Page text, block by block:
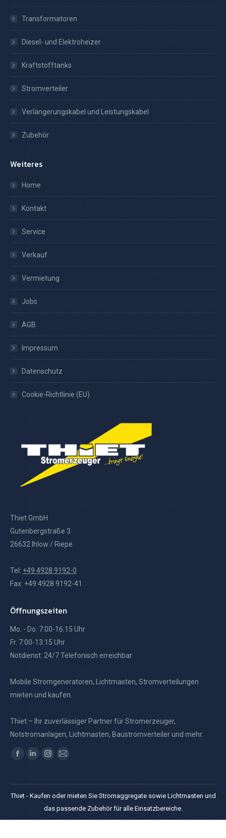
Transformatoren
Diesel- und Elektroheizer
Kraftstofftanks
Stromverteiler
Verlängerungskabel und Leistungskabel
Zubehör
Weiteres
Home
Kontakt
Service
Verkauf
Vermietung
Jobs
AGB
Impressum
Datenschutz
Cookie-Richtlinie (EU)
Thiet GmbH
Gutenbergstraße 3
26632 Ihlow / Riepe
Tel: +49 4928 9192-0
Fax: +49 4928 9192-41
Öffnungszeiten
Mo. - Do. 7:00-16:15 Uhr
Fr. 7:00-13:15 Uhr
Notdienst: 24/7 Telefonisch erreichbar
Mobile Stromgeneratoren, Lichtmasten, Stromverteilungen
mieten und kaufen.
Thiet – Ihr zuverlässiger Partner für Stromerzeuger,
Notstromanlagen, Lichtmasten, Baustromverteiler und mehr.
Finden Sie uns auf:
Facebook
opens
in
Linkedin
opens
in
new
Instagram
opens
in
new
E-
page
opens
in
Thiet - Kaufen oder mieten Sie Stromaggregate sowie Lichtmasten und
das passende Zubehör für alle Einsatzbereiche.